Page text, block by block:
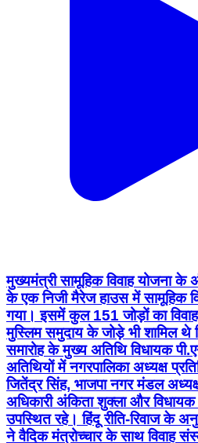
मुख्यमंत्री सामूहिक विवाह योजना के
के एक निजी मैरेज हाउस में सामूहिक
गया। इसमें कुल 151 जोड़ों का
मुस्लिम समुदाय के जोड़े भी शामिल थे
समारोह के मुख्य अतिथि विधायक
अतिथियों में नगरपालिका अध्यक्ष
जितेंद्र सिंह, भाजपा नगर मंडल
अधिकारी अंकिता शुक्ला और विधायक
उपस्थित रहे। हिंदू रीति-रिवाज के
ने वैदिक मंत्रोच्चार के साथ विवाह